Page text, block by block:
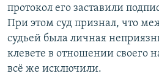
протокол его заставили
При этом суд признал, что
судьей была личная
клевете в отношении своего
всё же исключили.